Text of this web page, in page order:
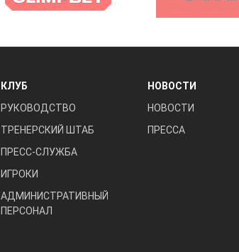
КЛУБ
РУКОВОДСТВО
ТРЕНЕРСКИЙ ШТАБ
ПРЕСС-СЛУЖБА
ИГРОКИ
АДМИНИСТРАТИВНЫЙ
ПЕРСОНАЛ
НОВОСТИ
НОВОСТИ
ПРЕССА